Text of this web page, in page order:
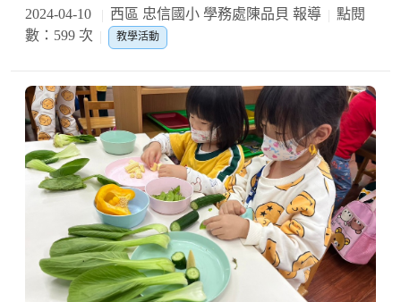
2024-04-10 西區 忠信國小 學務處陳品貝 報導
點閱
數：599 次
教學活動